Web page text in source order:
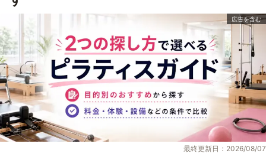
最終更新日：2026/08/07